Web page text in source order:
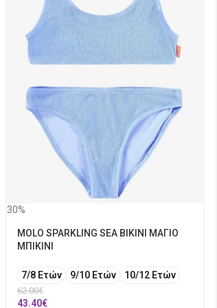
30%
MOLO SPARKLING SEA BIKINI ΜΑΓΙΟ
ΜΠΙΚΙΝΙ
7/8 Ετών 9/10 Ετών 10/12 Ετών
62.00€
43.40€